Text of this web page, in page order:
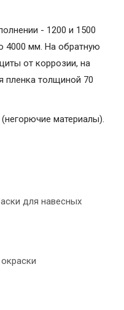
- 1200 и 1500
4000 мм. На обратную
от коррозии, на
пленка толщиной 70
материалы).
для навесных